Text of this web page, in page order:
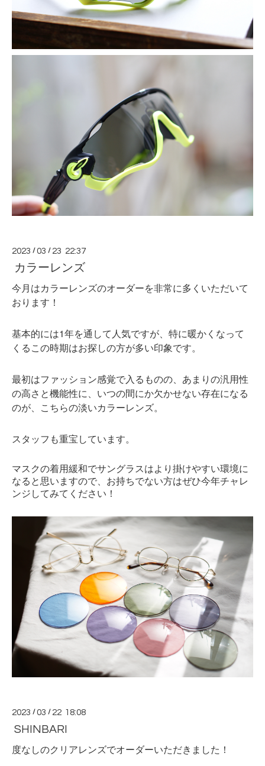
2023 /03 / 23 22:37
カラーレンズ
今月はカラーレンズのオーダーを非常に多くいただいて
おります！
基本的には1年を通して人気ですが、特に暖かくなって
くるこの時期はお探しの方が多い印象です。
最初はファッション感覚で入るものの、あまりの汎用性
の高さと機能性に、いつの間にか欠かせない存在になる
のが、こちらの淡いカラーレンズ。
スタッフも重宝しています。
マスクの着用緩和でサングラスはより掛けやすい環境に
なると思いますので、お持ちでない方はぜひ今年チャレ
ンジしてみてください！
2023 /03 / 22 18:08
SHINBARI
度なしのクリアレンズでオーダーいただきました！